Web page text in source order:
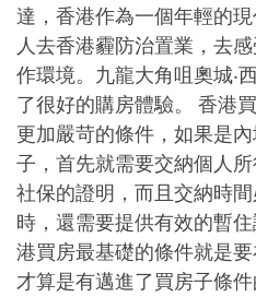
達，香港作為一個年輕的
人去香港霾防治置業，去
作環境。九龍大角咀奧城‧
了很好的購房體驗。 香港
更加嚴苛的條件，如果是
子，首先就需要交納個人
社保的證明，而且交納時
時，還需要提供有效的暫
港買房最基礎的條件就是
才算是有邁進了買房子條